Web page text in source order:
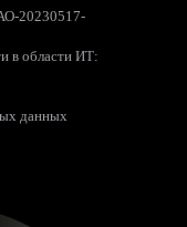
20230517-
в области ИТ:
данных